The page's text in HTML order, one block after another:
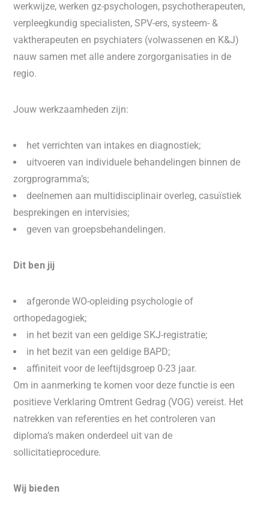
werkwijze, werken gz-psychologen, psychotherapeuten,
verpleegkundig specialisten, SPV-ers, systeem- &
vaktherapeuten en psychiaters (volwassenen en K&J)
nauw samen met alle andere zorgorganisaties in de
regio.
Jouw werkzaamheden zijn:
het verrichten van intakes en diagnostiek;
uitvoeren van individuele behandelingen binnen de
zorgprogramma’s;
deelnemen aan multidisciplinair overleg, casuïstiek
besprekingen en intervisies;
geven van groepsbehandelingen.
Dit ben jij
afgeronde WO-opleiding psychologie of
orthopedagogiek;
in het bezit van een geldige SKJ-registratie;
in het bezit van een geldige BAPD;
affiniteit voor de leeftijdsgroep 0-23 jaar.
Om in aanmerking te komen voor deze functie is een
positieve Verklaring Omtrent Gedrag (VOG) vereist. Het
natrekken van referenties en het controleren van
diploma’s maken onderdeel uit van de
sollicitatieprocedure.
Wij bieden